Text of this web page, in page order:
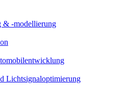
& -modellierung
Lichtsignaloptimierung